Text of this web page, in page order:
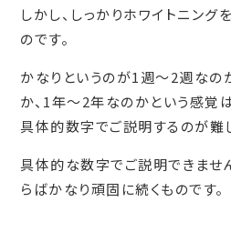
しかし、しっかりホワイトニング
のです。
かなりというのが1週～2週なの
か、1年～2年なのかという感覚
具体的数字でご説明するのが難
具体的な数字でご説明できませ
らばかなり頑固に続くものです。